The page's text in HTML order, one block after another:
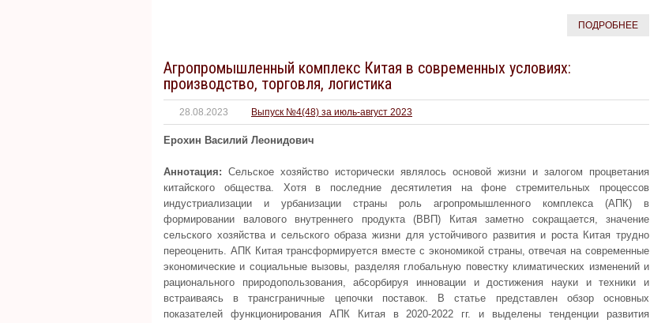
ПОДРОБНЕЕ
Агропромышленный комплекс Китая в современных условиях:
производство, торговля, логистика
28.08.2023 Выпуск №4(48) за июль-август 2023
Ерохин Василий Леонидович
Аннотация: Сельское хозяйство исторически являлось основой жизни и залогом процветания
китайского общества. Хотя в последние десятилетия на фоне стремительных процессов
индустриализации и урбанизации страны роль агропромышленного комплекса (АПК) в
формировании валового внутреннего продукта (ВВП) Китая заметно сокращается, значение
сельского хозяйства и сельского образа жизни для устойчивого развития и роста Китая трудно
переоценить. АПК Китая трансформируется вместе с экономикой страны, отвечая на современные
экономические и социальные вызовы, разделяя глобальную повестку климатических изменений и
рационального природопользования, абсорбируя инновации и достижения науки и техники и
встраиваясь в трансграничные цепочки поставок. В статье представлен обзор основных
показателей функционирования АПК Китая в 2020-2022 гг. и выделены тенденции развития